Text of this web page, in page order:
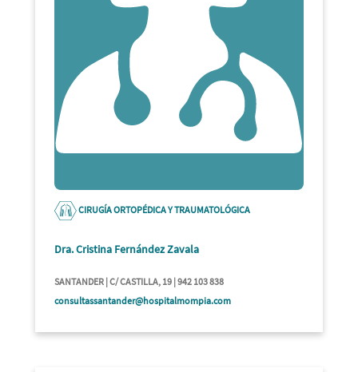
CIRUGÍA ORTOPÉDICA Y TRAUMATOLÓGICA
Dra. Cristina Fernández Zavala
SANTANDER | C/ CASTILLA, 19 | 942 103 838
consultassantander@hospitalmompia.com